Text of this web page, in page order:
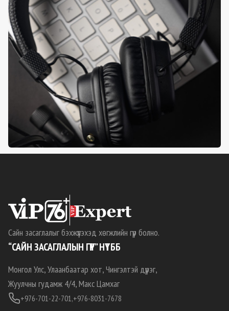
Сайн засаглалыг бэхжүүлэхэд хөгжлийн гүүр болно.
“САЙН ЗАСАГЛАЛЫН ГҮҮР” НҮТББ
Монгол Улс, Улаанбаатар хот, Чингэлтэй дүүрэг,
Жуулчны гудамж 4/4, Макс Цамхаг
+976-701-22-701,+976-8031-7678